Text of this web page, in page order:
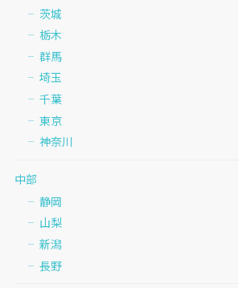
茨城
栃木
群馬
埼玉
千葉
東京
神奈川
中部
静岡
山梨
新潟
長野